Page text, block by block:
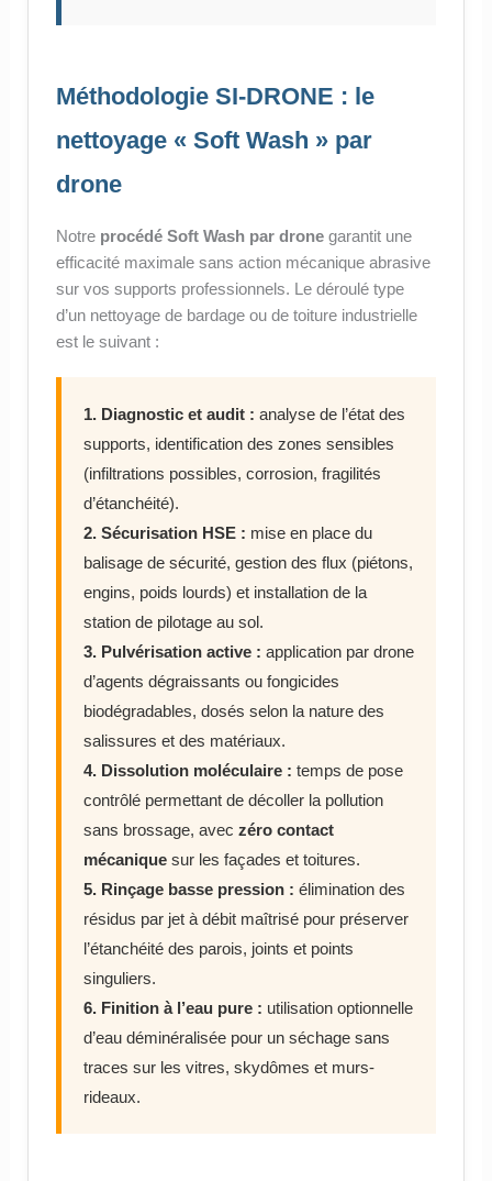
Méthodologie SI-DRONE : le
nettoyage « Soft Wash » par
drone
Notre procédé Soft Wash par dronegarantit une
efficacité maximale sans action mécanique abrasive
sur vos supports professionnels. Le déroulé type
d’un nettoyage de bardage ou de toiture industrielle
est le suivant :
1. Diagnostic et audit : analyse de l’état des
supports, identification des zones sensibles
(infiltrations possibles, corrosion, fragilités
d’étanchéité).
2. Sécurisation HSE : mise en place du
balisage de sécurité, gestion des flux (piétons,
engins, poids lourds) et installation de la
station de pilotage au sol.
3. Pulvérisation active : application par drone
d’agents dégraissants ou fongicides
biodégradables, dosés selon la nature des
salissures et des matériaux.
4. Dissolution moléculaire : temps de pose
contrôlé permettant de décoller la pollution
sans brossage, avec zéro contact
mécaniquesur les façades et toitures.
5. Rinçage basse pression : élimination des
résidus par jet à débit maîtrisé pour préserver
l’étanchéité des parois, joints et points
singuliers.
6. Finition à l’eau pure : utilisation optionnelle
d’eau déminéralisée pour un séchage sans
traces sur les vitres, skydômes et murs-
rideaux.